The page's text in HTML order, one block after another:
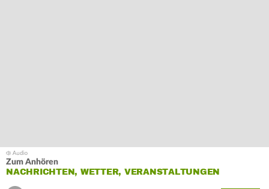
Zum Anhören
NACHRICHTEN, WETTER, VERANSTALTUNGEN